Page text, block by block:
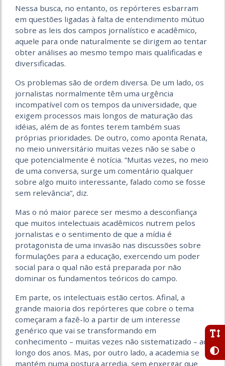
Nessa busca, no entanto, os repórteres esbarram
em questões ligadas à falta de entendimento mútuo
sobre as leis dos campos jornalístico e acadêmico,
aquele para onde naturalmente se dirigem ao tentar
obter análises ao mesmo tempo mais qualificadas e
diversificadas.
Os problemas são de ordem diversa. De um lado, os
jornalistas normalmente têm uma urgência
incompatível com os tempos da universidade, que
exigem processos mais longos de maturação das
idéias, além de as fontes terem também suas
próprias prioridades. De outro, como aponta Renata,
no meio universitário muitas vezes não se sabe o
que potencialmente é notícia. “Muitas vezes, no meio
de uma conversa, surge um comentário qualquer
sobre algo muito interessante, falado como se fosse
sem relevância”, diz.
Mas o nó maior parece ser mesmo a desconfiança
que muitos intelectuais acadêmicos nutrem pelos
jornalistas e o sentimento de que a mídia é
protagonista de uma invasão nas discussões sobre
formulações para a educação, exercendo um poder
social para o qual não está preparada por não
dominar os fundamentos teóricos do campo.
Em parte, os intelectuais estão certos. Afinal, a
grande maioria dos repórteres que cobre o tema
começaram a fazê-lo a partir de um interesse
genérico que vai se transformando em
conhecimento – muitas vezes não sistematizado – ao
longo dos anos. Mas, por outro lado, a academia se
mantém numa postura arredia, sem enxergar que